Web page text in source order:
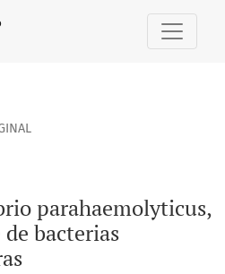
Escherichia coli e
parahaemolyticus,
bacterias